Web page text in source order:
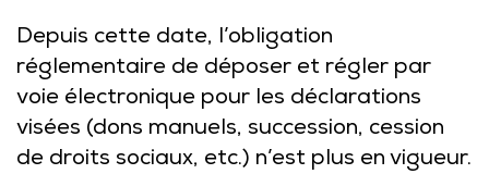
Depuis cette date, l’obligation
réglementaire de déposer et régler par
voie électronique pour les déclarations
visées (dons manuels, succession, cession
de droits sociaux, etc.) n’est plus en vigueur.